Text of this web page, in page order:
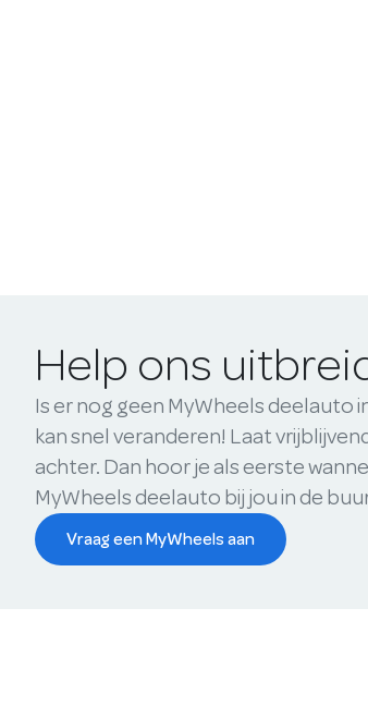
Help ons
Is er nog geen MyWheels deelauto
kan snel veranderen! Laat
achter. Dan hoor je als eerste
MyWheels deelauto bij jou in de
Vraag een MyWheels aan